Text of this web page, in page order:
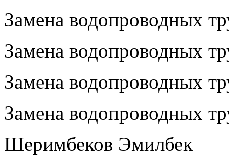
Замена водопроводных
Замена водопроводных
Замена водопроводных
Замена водопроводных
Шеримбеков Эмилбек